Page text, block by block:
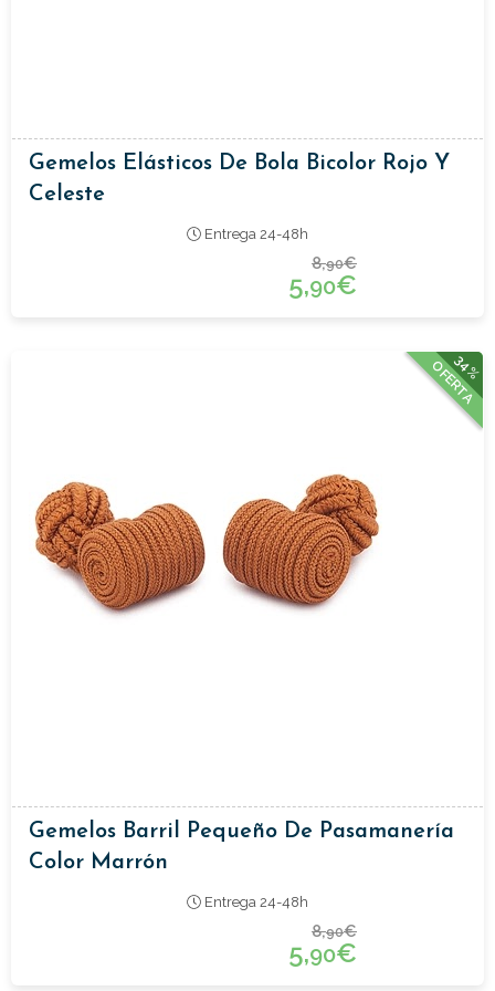
Gemelos Elásticos De Bola Bicolor Rojo Y
Celeste
Entrega 24-48h
8,90€
5,90€
34%
OFERTA
Gemelos Barril Pequeño De Pasamanería
Color Marrón
Entrega 24-48h
8,90€
5,90€